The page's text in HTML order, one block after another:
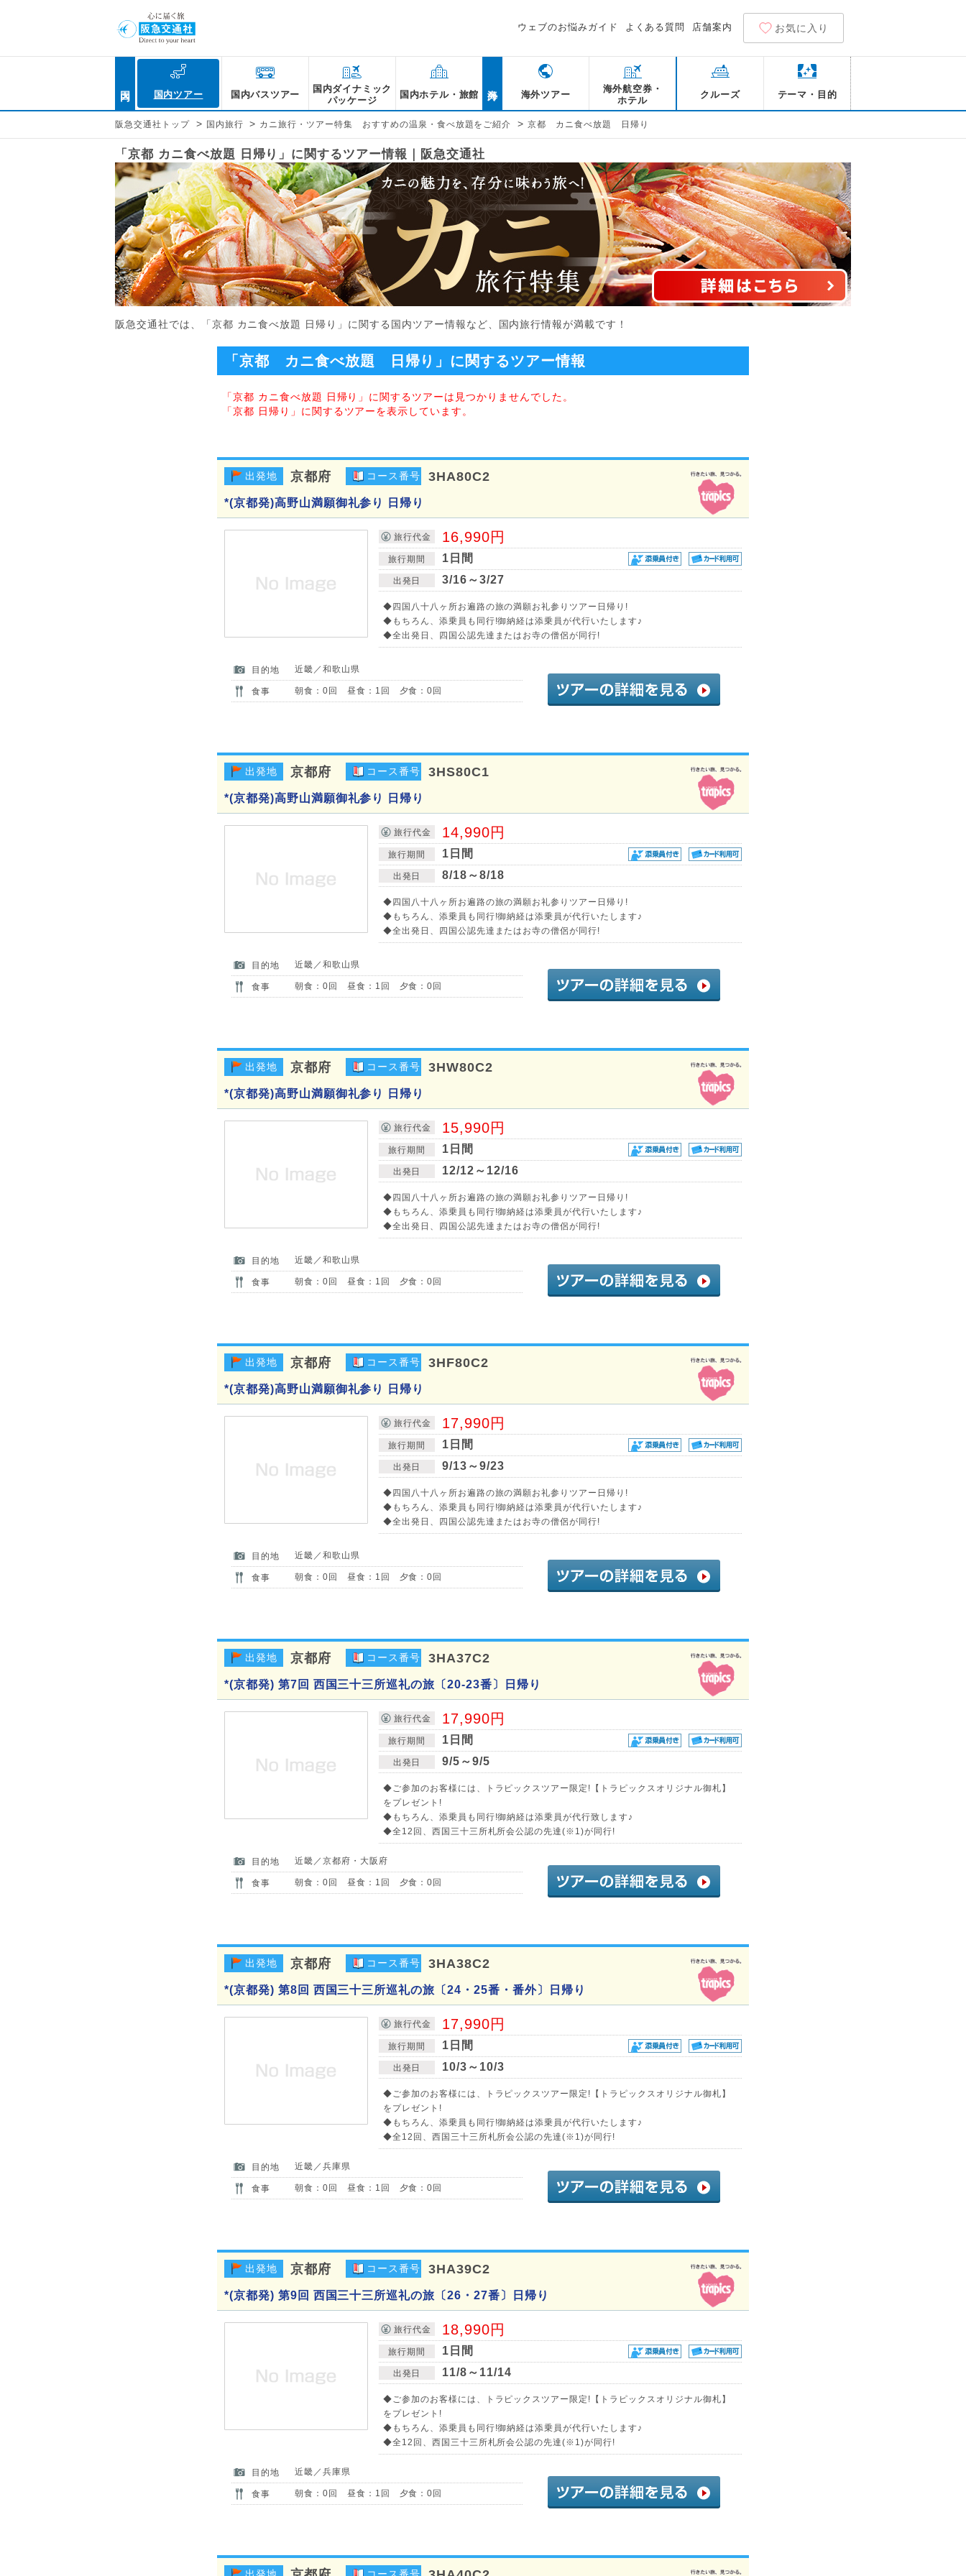
ウェブのお悩みガイド よくある質問 店舗案内 お気に入り
国内ツアー 国内バスツアー
国内ダイナミック
パッケージ
国内ホテル・旅館 海外ツアー
海外航空券・
ホテル
クルーズ テーマ・目的
阪急交通社トップ > 国内旅行 > カニ旅行・ツアー特集 おすすめの温泉・食べ放題をご紹介 > 京都 カニ食べ放題 日帰り
「京都 カニ食べ放題 日帰り」に関するツアー情報｜阪急交通社
阪急交通社では、「京都 カニ食べ放題 日帰り」に関する国内ツアー情報など、国内旅行情報が満載です！
「京都 カニ食べ放題 日帰り」に関するツアー情報
「京都 カニ食べ放題 日帰り」に関するツアーは見つかりませんでした。
「京都 日帰り」に関するツアーを表示しています。
出発地 京都府 コース番号 3HA80C2
*(京都発)高野山満願御礼参り 日帰り
旅行代金 16,990円
旅行期間 1日間
出発日 3/16～3/27
◆四国八十八ヶ所お遍路の旅の満願お礼参りツアー日帰り!
◆もちろん、添乗員も同行!御納経は添乗員が代行いたします♪
◆全出発日、四国公認先達またはお寺の僧侶が同行!
目的地 近畿／和歌山県
食事 朝食：0回 昼食：1回 夕食：0回
出発地 京都府 コース番号 3HS80C1
*(京都発)高野山満願御礼参り 日帰り
旅行代金 14,990円
旅行期間 1日間
出発日 8/18～8/18
◆四国八十八ヶ所お遍路の旅の満願お礼参りツアー日帰り!
◆もちろん、添乗員も同行!御納経は添乗員が代行いたします♪
◆全出発日、四国公認先達またはお寺の僧侶が同行!
目的地 近畿／和歌山県
食事 朝食：0回 昼食：1回 夕食：0回
出発地 京都府 コース番号 3HW80C2
*(京都発)高野山満願御礼参り 日帰り
旅行代金 15,990円
旅行期間 1日間
出発日 12/12～12/16
◆四国八十八ヶ所お遍路の旅の満願お礼参りツアー日帰り!
◆もちろん、添乗員も同行!御納経は添乗員が代行いたします♪
◆全出発日、四国公認先達またはお寺の僧侶が同行!
目的地 近畿／和歌山県
食事 朝食：0回 昼食：1回 夕食：0回
出発地 京都府 コース番号 3HF80C2
*(京都発)高野山満願御礼参り 日帰り
旅行代金 17,990円
旅行期間 1日間
出発日 9/13～9/23
◆四国八十八ヶ所お遍路の旅の満願お礼参りツアー日帰り!
◆もちろん、添乗員も同行!御納経は添乗員が代行いたします♪
◆全出発日、四国公認先達またはお寺の僧侶が同行!
目的地 近畿／和歌山県
食事 朝食：0回 昼食：1回 夕食：0回
出発地 京都府 コース番号 3HA37C2
*(京都発) 第7回 西国三十三所巡礼の旅〔20-23番〕日帰り
旅行代金 17,990円
旅行期間 1日間
出発日 9/5～9/5
◆ご参加のお客様には、トラピックスツアー限定!【トラピックスオリジナル御札】
をプレゼント!
◆もちろん、添乗員も同行!御納経は添乗員が代行致します♪
◆全12回、西国三十三所札所会公認の先達(※1)が同行!
目的地 近畿／京都府・大阪府
食事 朝食：0回 昼食：1回 夕食：0回
出発地 京都府 コース番号 3HA38C2
*(京都発) 第8回 西国三十三所巡礼の旅〔24・25番・番外〕日帰り
旅行代金 17,990円
旅行期間 1日間
出発日 10/3～10/3
◆ご参加のお客様には、トラピックスツアー限定!【トラピックスオリジナル御札】
をプレゼント!
◆もちろん、添乗員も同行!御納経は添乗員が代行いたします♪
◆全12回、西国三十三所札所会公認の先達(※1)が同行!
目的地 近畿／兵庫県
食事 朝食：0回 昼食：1回 夕食：0回
出発地 京都府 コース番号 3HA39C2
*(京都発) 第9回 西国三十三所巡礼の旅〔26・27番〕日帰り
旅行代金 18,990円
旅行期間 1日間
出発日 11/8～11/14
◆ご参加のお客様には、トラピックスツアー限定!【トラピックスオリジナル御札】
をプレゼント!
◆もちろん、添乗員も同行!御納経は添乗員が代行いたします♪
◆全12回、西国三十三所札所会公認の先達(※1)が同行!
目的地 近畿／兵庫県
食事 朝食：0回 昼食：1回 夕食：0回
出発地 コース番号